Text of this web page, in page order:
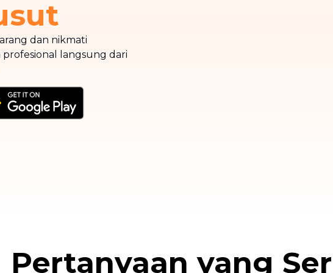
dan nikmati
langsung dari
Pertanyaan yang